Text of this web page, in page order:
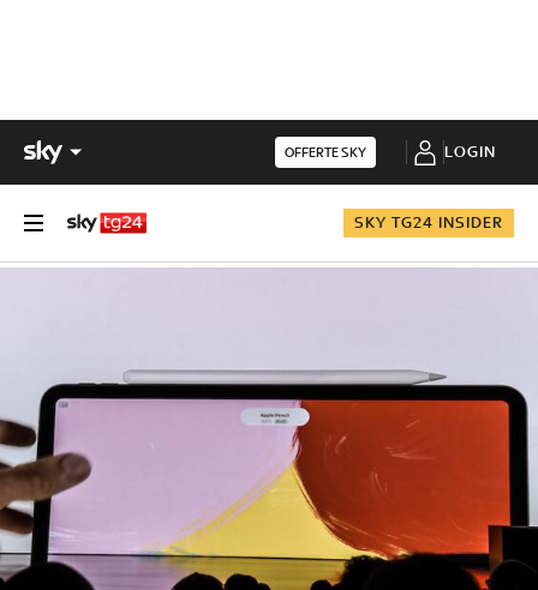
OFFERTE SKY LOGIN
SKY TG24 INSIDER